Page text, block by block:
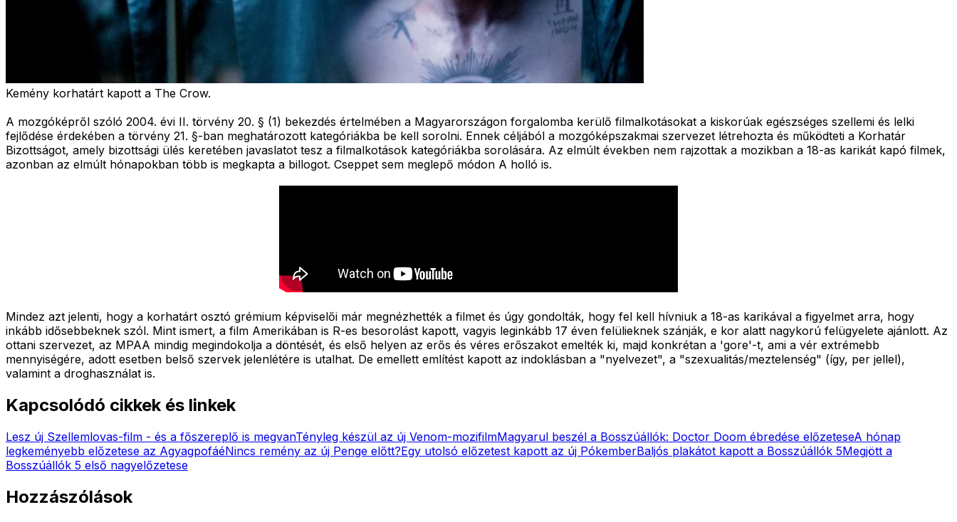
Kemény korhatárt kapott a The Crow.
A mozgóképről szóló 2004. évi II. törvény 20. § (1) bekezdés értelmében a Magyarországon forgalomba kerülő filmalkotásokat a kiskorúak egészséges szellemi és lelki
fejlődése érdekében a törvény 21. §-ban meghatározott kategóriákba be kell sorolni. Ennek céljából a mozgóképszakmai szervezet létrehozta és működteti a Korhatár
Bizottságot, amely bizottsági ülés keretében javaslatot tesz a filmalkotások kategóriákba sorolására. Az elmúlt években nem rajzottak a mozikban a 18-as karikát kapó filmek,
azonban az elmúlt hónapokban több is megkapta a billogot. Cseppet sem meglepő módon A holló is.
Mindez azt jelenti, hogy a korhatárt osztó grémium képviselői már megnézhették a filmet és úgy gondolták, hogy fel kell hívniuk a 18-as karikával a figyelmet arra, hogy
inkább idősebbeknek szól. Mint ismert, a film Amerikában is R-es besorolást kapott, vagyis leginkább 17 éven felülieknek szánják, e kor alatt nagykorú felügyelete ajánlott. Az
ottani szervezet, az MPAA mindig megindokolja a döntését, és első helyen az erős és véres erőszakot emelték ki, majd konkrétan a 'gore'-t, ami a vér extrémebb
mennyiségére, adott esetben belső szervek jelenlétére is utalhat. De emellett említést kapott az indoklásban a "nyelvezet", a "szexualitás/meztelenség" (így, per jellel),
valamint a droghasználat is.
Kapcsolódó cikkek és linkek
Lesz új Szellemlovas-film - és a főszereplő is megvanTényleg készül az új Venom-mozifilmMagyarul beszél a Bosszúállók: Doctor Doom ébredése előzeteseA hónap
legkeményebb előzetese az AgyagpofáéNincs remény az új Penge előtt?Egy utolsó előzetest kapott az új PókemberBaljós plakátot kapott a Bosszúállók 5Megjött a
Bosszúállók 5 első nagyelőzetese
Hozzászólások